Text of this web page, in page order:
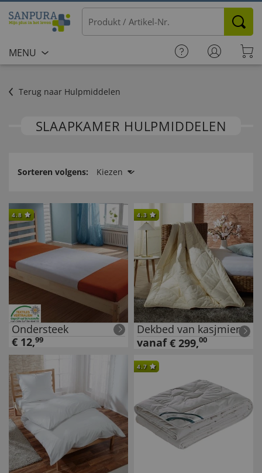
MENU
Terug naar Hulpmiddelen
SLAAPKAMER HULPMIDDELEN
Sorteren volgens: Kiezen
4.8
Ondersteek
€ 12,99
4.3
Dekbed van kasjmier
vanaf € 299,00
4.7